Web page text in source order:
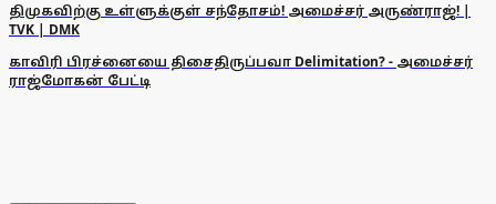
திமுகவிற்கு உள்ளுக்குள் சந்தோசம்! அமைச்சர் அருண்ராஜ்! |
TVK | DMK
காவிரி பிரச்னையை திசைதிருப்பவா Delimitation? - அமைச்சர்
ராஜ்மோகன் பேட்டி